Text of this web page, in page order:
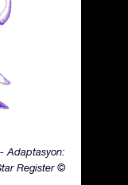
Adaptasyon:
Register ©